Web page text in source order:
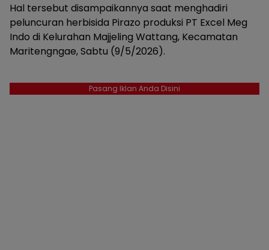
Hal tersebut disampaikannya saat menghadiri
peluncuran herbisida Pirazo produksi PT Excel Meg
Indo di Kelurahan Majjeling Wattang, Kecamatan
Maritengngae, Sabtu (9/5/2026).
Pasang Iklan Anda Disini